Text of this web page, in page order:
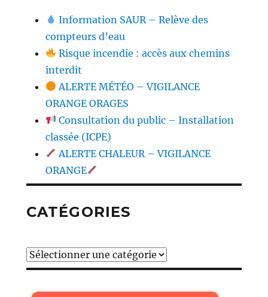
Information SAUR – Relève des
compteurs d’eau
Risque incendie : accès aux chemins
interdit
ALERTE MÉTÉO – VIGILANCE
ORANGE ORAGES
Consultation du public – Installation
classée (ICPE)
ALERTE CHALEUR – VIGILANCE
ORANGE
CATÉGORIES
Catégories